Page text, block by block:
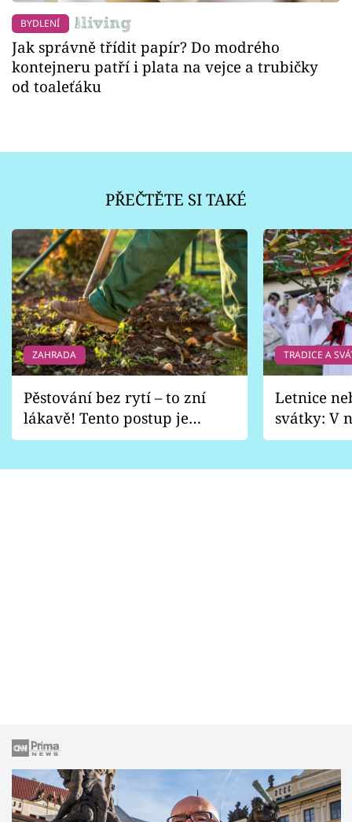
BYDLENÍ
Jak správně třídit papír? Do modrého
kontejneru patří i plata na vejce a trubičky
od toaleťáku
PŘEČTĚTE SI TAKÉ
ZAHRADA
Pěstování bez rytí – to zní
lákavě! Tento postup je
vhodný jen pro některé
TRADICE A
Letnice
svátky: V
pondělí